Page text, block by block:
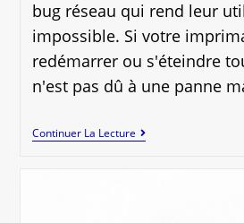
bug réseau qui rend leur
impossible. Si votre
redémarrer ou s'éteindre
n'est pas dû à une panne
Continuer La LectureImprimante
Canon